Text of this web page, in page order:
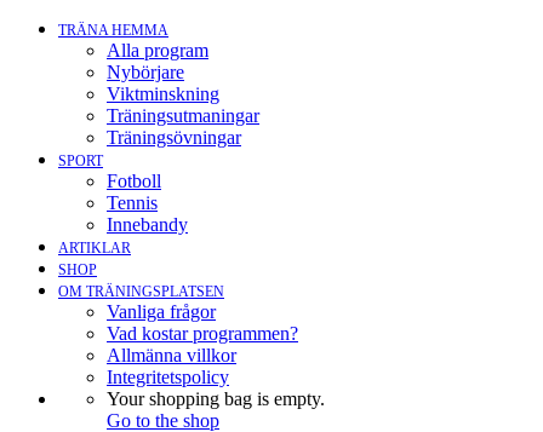
TRÄNA HEMMA
Alla program
Nybörjare
Viktminskning
Träningsutmaningar
Träningsövningar
SPORT
Fotboll
Tennis
Innebandy
ARTIKLAR
SHOP
OM TRÄNINGSPLATSEN
Vanliga frågor
Vad kostar programmen?
Allmänna villkor
Integritetspolicy
Your shopping bag is empty.
Go to the shop